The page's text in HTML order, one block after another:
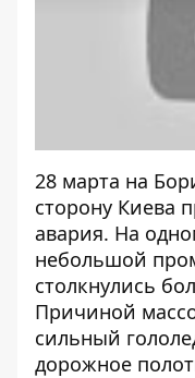
28 марта на
сторону Киева
авария. На
небольшой
столкнулись
Причиной
сильный
дорожное